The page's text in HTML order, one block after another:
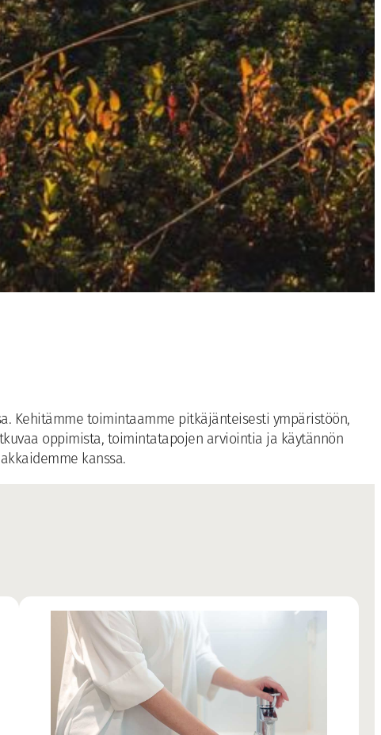
Kehitämme toimintaamme pitkäjänteisesti ympäristöön,
oppimista, toimintatapojen arviointia ja käytännön
kanssa.